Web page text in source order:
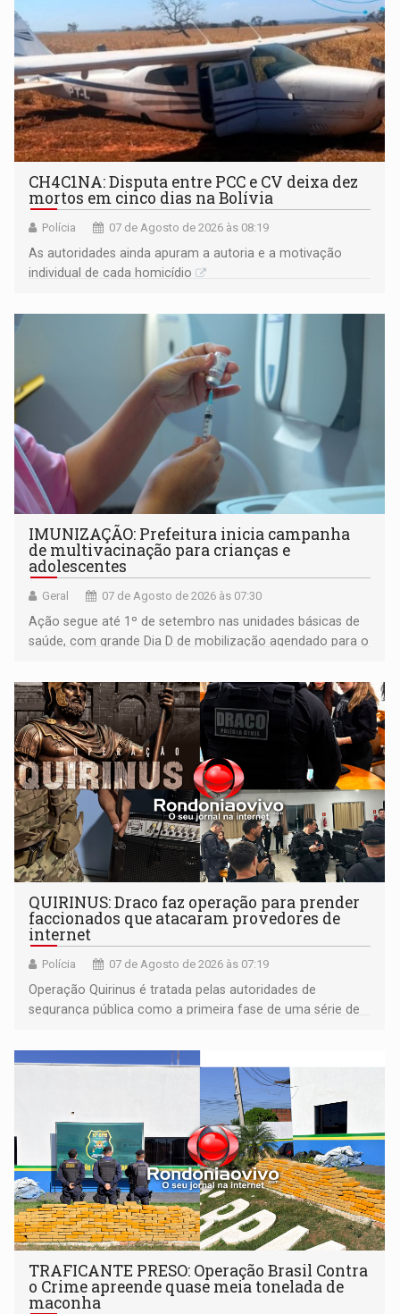
CH4C1NA: Disputa entre PCC e CV deixa dez
mortos em cinco dias na Bolívia
Polícia 07 de Agosto de 2026 às 08:19
As autoridades ainda apuram a autoria e a motivação
individual de cada homicídio
IMUNIZAÇÃO: Prefeitura inicia campanha
de multivacinação para crianças e
adolescentes
Geral 07 de Agosto de 2026 às 07:30
Ação segue até 1º de setembro nas unidades básicas de
saúde, com grande Dia D de mobilização agendado para o
QUIRINUS: Draco faz operação para prender
faccionados que atacaram provedores de
internet
Polícia 07 de Agosto de 2026 às 07:19
Operação Quirinus é tratada pelas autoridades de
segurança pública como a primeira fase de uma série de
TRAFICANTE PRESO: Operação Brasil Contra
o Crime apreende quase meia tonelada de
maconha